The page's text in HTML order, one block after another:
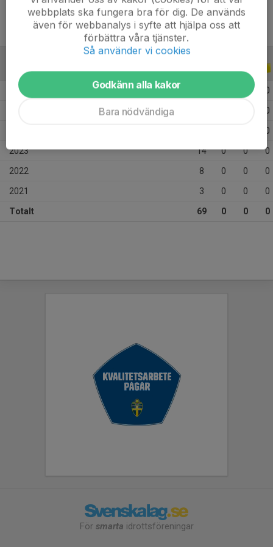
ALLA SERIER ALLA ÅR
2026 0
0
0
2023 14 0 0 0
2022 8 0 0 0
2021 3 0 0 0
Totalt 69 0 0 0
För smarta idrottsföreningar
webbplats ska fungera bra för dig. De används
även för webbanalys i syfte att hjälpa oss att
förbättra våra tjänster.
Så använder vi cookies
Godkänn alla kakor
Bara nödvändiga